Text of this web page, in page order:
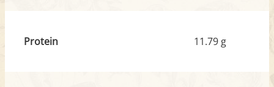
Protein 11.79 g